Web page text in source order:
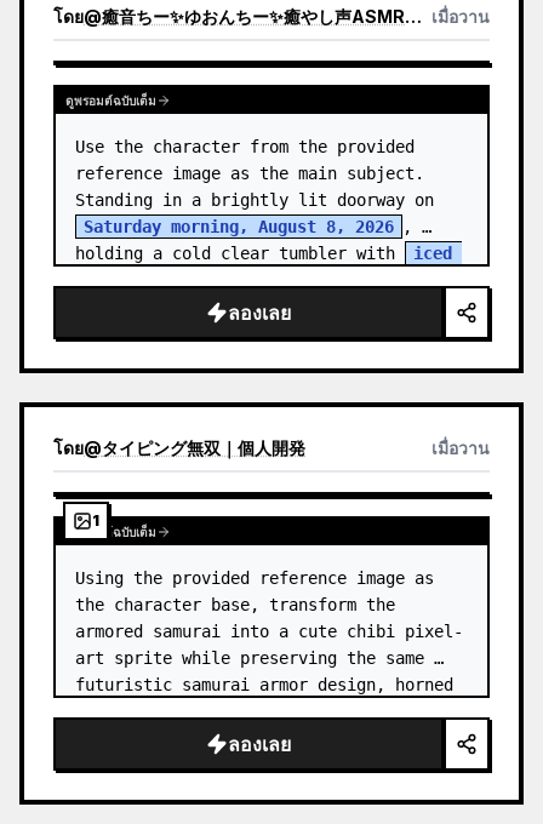
โดย@癒音ちー✨ゆおんちー✨癒やし声ASMRとAI เมื่อวาน
ดูพรอมต์ฉบับเต็ม
Use the character from the provided
reference image as the main subject.
Saturday morning, August 8, 2026
,
holding a cold clear tumbler with
iced
ลองเลย
โดย@タイピング無双｜個人開発 เมื่อวาน
1
ดูพรอมต์ฉบับเต็ม
Using the provided reference image as
the character base, transform the
armored samurai into a cute chibi pixel-
art sprite while preserving the same
futuristic samurai armor design, horned
accents, glowing cyan energy details,…
ลองเลย